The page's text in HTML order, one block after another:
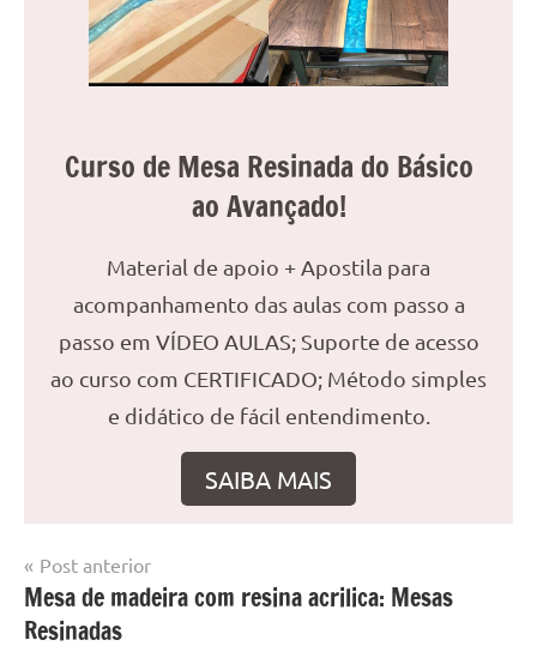
Curso de Mesa Resinada do Básico
ao Avançado!
Material de apoio + Apostila para
acompanhamento das aulas com passo a
passo em VÍDEO AULAS; Suporte de acesso
ao curso com CERTIFICADO; Método simples
e didático de fácil entendimento.
SAIBA MAIS
Marcado
com
mesa
Mesa
resinada
Navegação
de
Post anterior
Mesa de madeira com resina acrilica: Mesas
Resinadas